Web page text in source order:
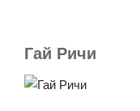
Гай Ричи